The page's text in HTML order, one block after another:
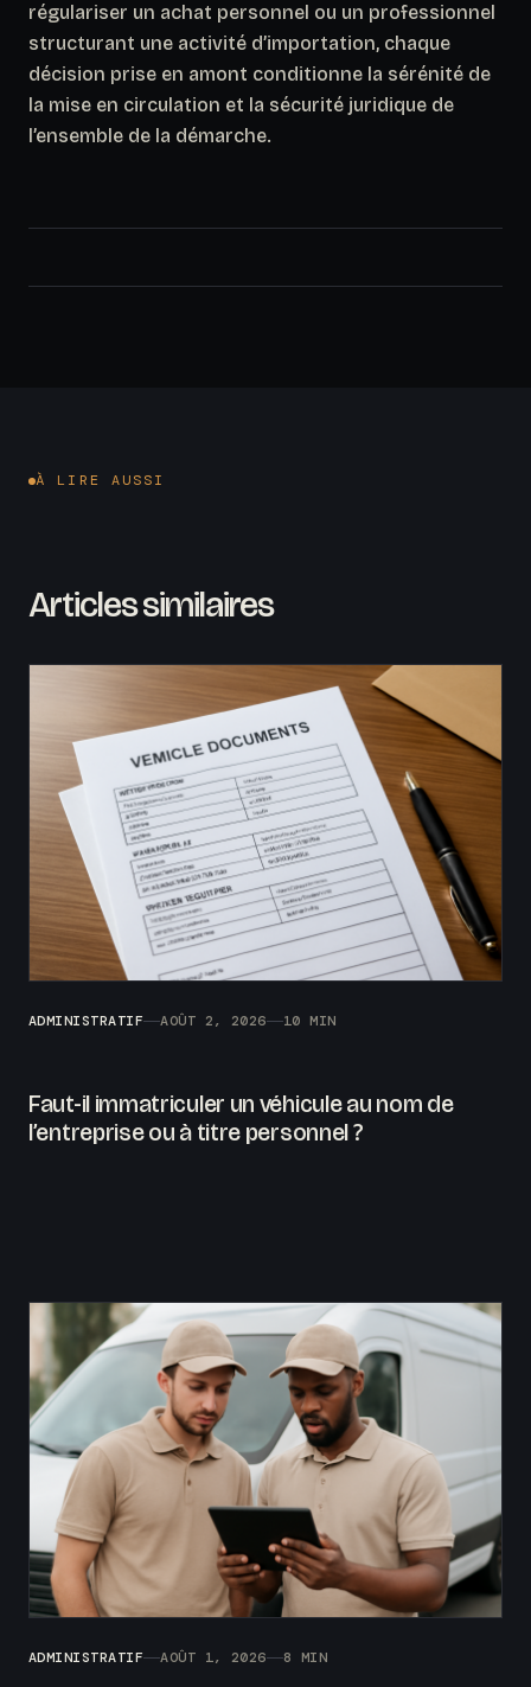
régulariser un achat personnel ou un professionnel
structurant une activité d’importation, chaque
décision prise en amont conditionne la sérénité de
la mise en circulation et la sécurité juridique de
l’ensemble de la démarche.
À LIRE AUSSI
Articles similaires
ADMINISTRATIF AOÛT 2, 2026 10 MIN
Faut-il immatriculer un véhicule au nom de
l’entreprise ou à titre personnel ?
ADMINISTRATIF AOÛT 1, 2026 8 MIN